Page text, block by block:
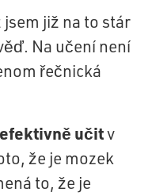
jsem již na to stár
Na učení není
řečnická
učitv
že je mozek
to, že je